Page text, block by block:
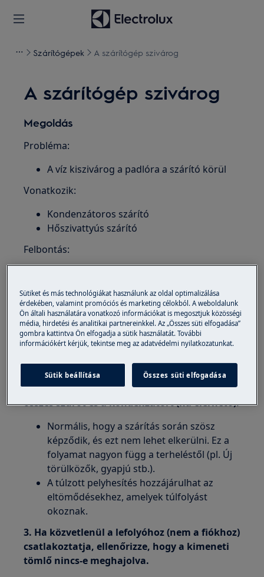
Szárítógépek A szárítógép szivárog
A szárítógép szivárog
Megoldás
Probléma:
A víz kiszivárog a padlóra a szárító körül
Vonatkozik:
Kondenzátoros szárító
Hőszivattyús szárító
Felbontás:
hogy a szárító vízszintesen áll-e a földön
Vízmérték segítségével ellenőrizze, hogy a
gép minden lábán áll-e.
A készüléknek stabilnak kell lennie egy sík,
Rendszeresen és óvatosan, a felhasználói
kézikönyvben leírtak szerint tisztítsa meg az
összes szűrőt és a kondenzátort (ha elérhető).
Normális, hogy a szárítás során szösz
képződik, és ezt nem lehet elkerülni. Ez a
folyamat nagyon függ a terheléstől (pl. Új
törülközők, gyapjú stb.).
A túlzott pelyhesítés hozzájárulhat az
eltömődésekhez, amelyek túlfolyást
okoznak.
3. Ha közvetlenül a lefolyóhoz (nem a fiókhoz)
csatlakoztatja, ellenőrizze, hogy a kimeneti
tömlő nincs-e meghajolva.
Sütiket és más technológiákat használunk az oldal optimalizálása
érdekében, valamint promóciós és marketing célokból. A weboldalunk
Ön általi használatára vonatkozó információkat is megosztjuk közösségi
média, hirdetési és analitikai partnereinkkel. Az „Összes süti elfogadása”
gombra kattintva Ön elfogadja a sütik használatát. További
információkért kérjük, tekintse meg az adatvédelmi nyilatkozatunkat.
Sütik beállítása Összes süti elfogadása